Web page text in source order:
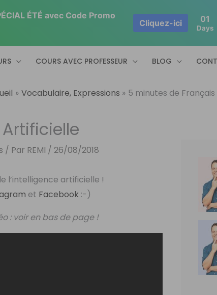
COURS AVEC PROFESSEUR BLOG
Vocabulaire, Expressions 5 minutes de
/ Par REMI / 26/08/2018
l’intelligence artificielle !
et Facebook :-)
: voir en bas de page !
ÉTÉ avec Code Promo
Cliquez-ici 01
Days